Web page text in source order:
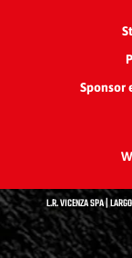
Sponsor
L.R. VICENZA SPA |